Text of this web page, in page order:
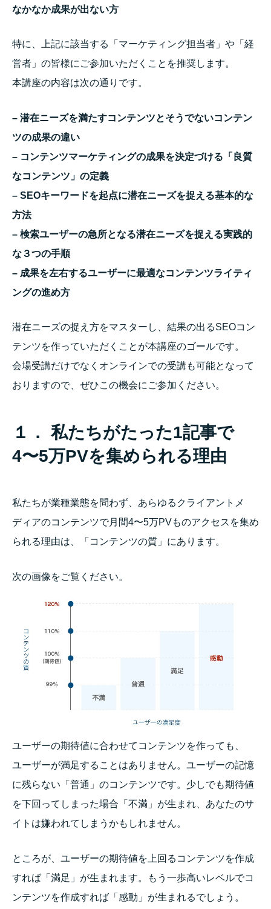
なかなか成果が出ない方
特に、上記に該当する「マーケティング担当者」や「経
営者」の皆様にご参加いただくことを推奨します。
本講座の内容は次の通りです。
– 潜在ニーズを満たすコンテンツとそうでないコンテン
ツの成果の違い
– コンテンツマーケティングの成果を決定づける「良質
なコンテンツ」の定義
– SEOキーワードを起点に潜在ニーズを捉える基本的な
方法
– 検索ユーザーの急所となる潜在ニーズを捉える実践的
な３つの手順
– 成果を左右するユーザーに最適なコンテンツライティ
ングの進め方
潜在ニーズの捉え方をマスターし、結果の出るSEOコン
テンツを作っていただくことが本講座のゴールです。
会場受講だけでなくオンラインでの受講も可能となって
おりますので、ぜひこの機会にご参加ください。
１． 私たちがたった1記事で
4〜5万PVを集められる理由
私たちが業種業態を問わず、あらゆるクライアントメ
ディアのコンテンツで月間4〜5万PVものアクセスを集め
られる理由は、「コンテンツの質」にあります。
次の画像をご覧ください。
ユーザーの期待値に合わせてコンテンツを作っても、
ユーザーが満足することはありません。ユーザーの記憶
に残らない「普通」のコンテンツです。少しでも期待値
を下回ってしまった場合「不満」が生まれ、あなたのサ
イトは嫌われてしまうかもしれません。
ところが、ユーザーの期待値を上回るコンテンツを作成
すれば「満足」が生まれます。もう一歩高いレベルでコ
ンテンツを作成すれば「感動」が生まれるでしょう。